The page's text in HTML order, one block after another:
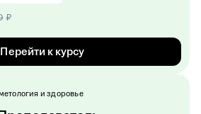
₽
Перейти к курсу
и здоровье